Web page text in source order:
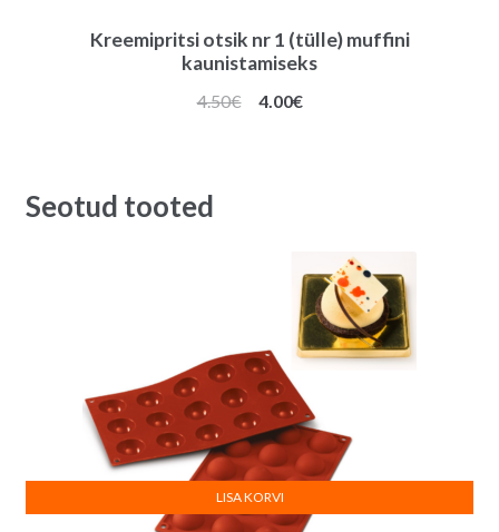
Kreemipritsi otsik nr 1 (tülle) muffini
kaunistamiseks
4.50€
Algne
4.00€Praegune
Seotud tooted
LISA KORVI